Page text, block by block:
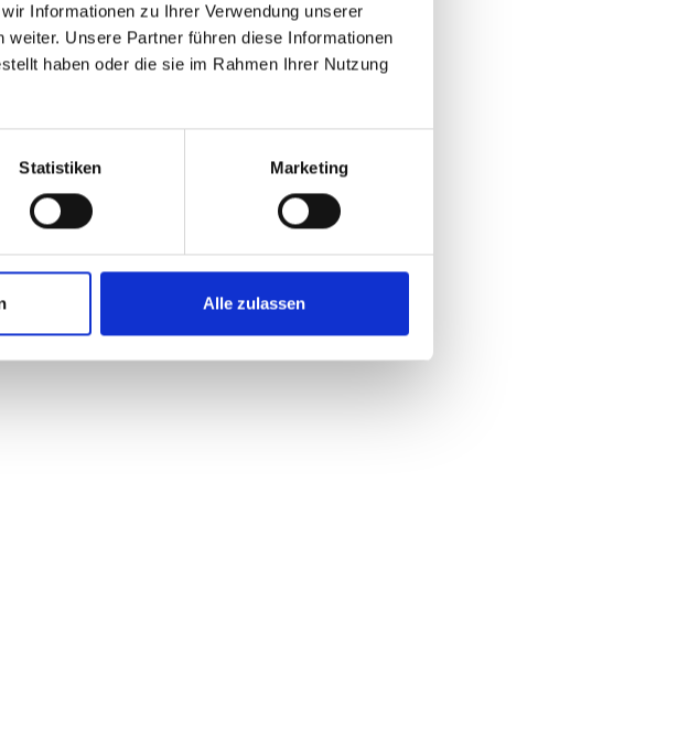
Informationen zu Ihrer Verwendung unserer
Unsere Partner führen diese Informationen
haben oder die sie im Rahmen Ihrer Nutzung
Statistiken Marketing
Alle zulassen